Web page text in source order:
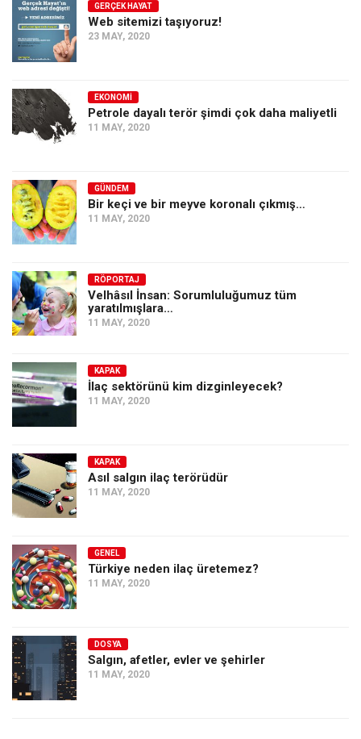
GERÇEK HAYAT
Web sitemizi taşıyoruz!
23 MAY, 2020
EKONOMI
Petrole dayalı terör şimdi çok daha maliyetli
11 MAY, 2020
GÜNDEM
Bir keçi ve bir meyve koronalı çıkmış…
11 MAY, 2020
RÖPORTAJ
Velhâsıl İnsan: Sorumluluğumuz tüm
yaratılmışlara…
11 MAY, 2020
KAPAK
İlaç sektörünü kim dizginleyecek?
11 MAY, 2020
KAPAK
Asıl salgın ilaç terörüdür
11 MAY, 2020
GENEL
Türkiye neden ilaç üretemez?
11 MAY, 2020
DOSYA
Salgın, afetler, evler ve şehirler
11 MAY, 2020